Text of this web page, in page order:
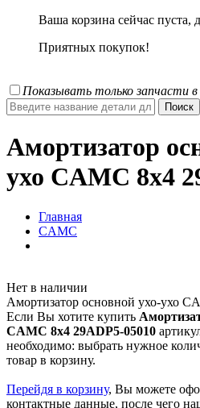
Ваша корзина сейчас пуста,
Приятных покупок!
Показывать только запчасти в
Амортизатор
ухо CAMC 8x4
Главная
CAMC
Нет в наличии
Амортизатор основной ухо-ухо
Если Вы хотите купить
CAMC 8x4 29ADP5-05010
необходимо: выбрать нужное
товар в корзину.
Перейдя в корзину, Вы можете
контактные данные, после чего